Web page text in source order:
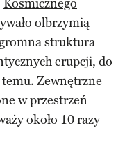
Kosmicznego
olbrzymią
struktura
erupcji, do
temu. Zewnętrzne
w przestrzeń
około 10 razy